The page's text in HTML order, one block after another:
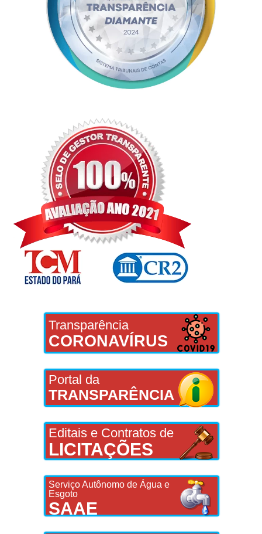
Transparência
CORONAVÍRUS
Portal da
TRANSPARÊNCIA
Editais e Contratos de
LICITAÇÕES
Serviço Autônomo de Água e
Esgoto
SAAE